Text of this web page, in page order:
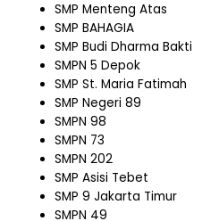
SMP Menteng Atas
SMP BAHAGIA
SMP Budi Dharma Bakti
SMPN 5 Depok
SMP St. Maria Fatimah
SMP Negeri 89
SMPN 98
SMPN 73
SMPN 202
SMP Asisi Tebet
SMP 9 Jakarta Timur
SMPN 49